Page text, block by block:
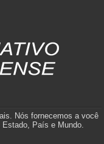
Nós fornecemos a você
País e Mundo.